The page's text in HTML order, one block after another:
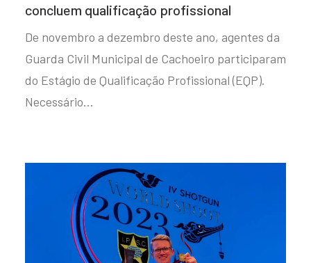
concluem qualificação profissional
De novembro a dezembro deste ano, agentes da
Guarda Civil Municipal de Cachoeiro participaram
do Estágio de Qualificação Profissional (EQP).
Necessário…